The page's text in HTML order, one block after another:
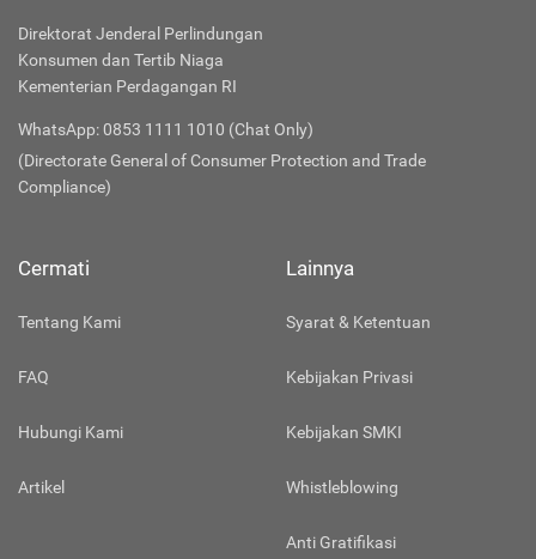
Direktorat Jenderal Perlindungan
Konsumen dan Tertib Niaga
Kementerian Perdagangan RI
WhatsApp: 0853 1111 1010 (Chat Only)
(Directorate General of Consumer Protection and Trade
Compliance)
Cermati
Tentang Kami
FAQ
Hubungi Kami
Artikel
Lainnya
Syarat & Ketentuan
Kebijakan Privasi
Kebijakan SMKI
Whistleblowing
Anti Gratifikasi